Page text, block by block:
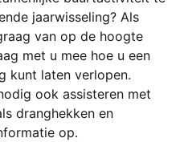
jaarwisseling? Als
van op de hoogte
met u mee hoe u een
kunt laten verlopen.
ook assisteren met
dranghekken en
op.